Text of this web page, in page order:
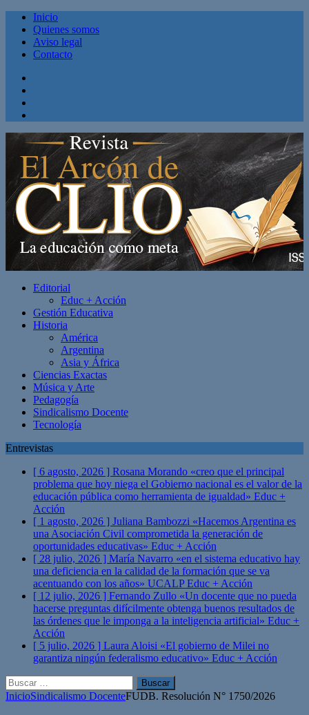
Inicio
Quienes somos
Aviso legal
Contacto
Editorial
Educ + Acción
Gestión Educativa
Historia
América
Argentina
Asia y África
Ciencias Exactas
Música y Arte
Pedagogía
Sindicalismo Docente
Tecnología
Entrevistas
[ 6 agosto, 2026 ] Rosana Morando «creo que el principal
problema que hoy niega el Gobierno nacional es el valor de la
educación pública como herramienta de igualdad» Educ +
Acción
[ 1 agosto, 2026 ] Juliana Bambozzi «Hacemos Argentina es
una Asociación Civil comprometida la generación de
oportunidades educativas» Educ + Acción
[ 28 julio, 2026 ] María Navarro «en el sistema educativo hay
una deficiencia en la calidad de la formación que se va
acentuando con los años» UCALPEduc + Acción
[ 12 julio, 2026 ] Fernando Zullo «Un docente que no pueda
hacerse preguntas difícilmente obtenga buenos resultados de
las órdenes que le imponga a la inteligencia artificial» Educ +
Acción
[ 5 julio, 2026 ] Laura Aloisi «El gobierno de Milei no
garantiza ningún federalismo educativo» Educ + Acción
Buscar:
InicioSindicalismo DocenteFUDB. Resolución N° 1750/2026